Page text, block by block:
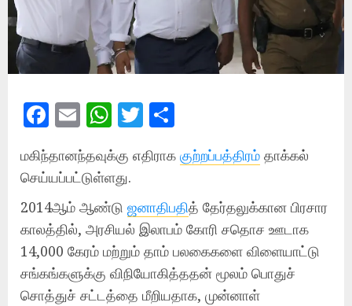
Facebook
EmailWhatsApp
Twitter
மகிந்தானந்தவுக்கு எதிராக குற்றப்பத்திரம் தாக்கல்
செய்யப்பட்டுள்ளது.
2014ஆம் ஆண்டு ஜனாதிபதித் தேர்தலுக்கான பிரசார
காலத்தில், அரசியல் இலாபம் கோரி சதொச ஊடாக
14,000 கேரம் மற்றும் தாம் பலகைகளை விளையாட்டு
சங்கங்களுக்கு விநியோகித்ததன் மூலம் பொதுச்
சொத்துச் சட்டத்தை மீறியதாக, முன்னாள்